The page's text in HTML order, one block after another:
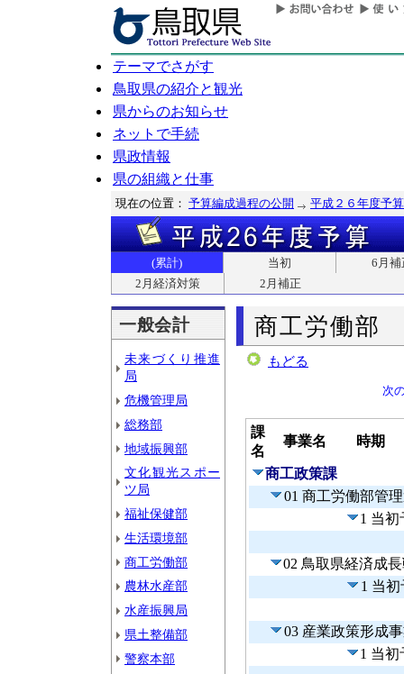
テーマでさがす
鳥取県の紹介と観光
県からのお知らせ
ネットで手続
県政情報
県の組織と仕事
現在の位置： 予算編成過程の公開 平成２６年度予算
(累計) 当初
6月補
2月経済対策
2月補正
一般会計
未来づくり推進
局
危機管理局
総務部
地域振興部
文化観光スポー
ツ局
福祉保健部
生活環境部
商工労働部
農林水産部
水産振興局
県土整備部
警察本部
商工労働部
もどる
次
課
名
事業名 時期
商工政策課
01 商工労働部管
1 当初
02 鳥取県経済成
1 当
03 産業政策形成
1 当初